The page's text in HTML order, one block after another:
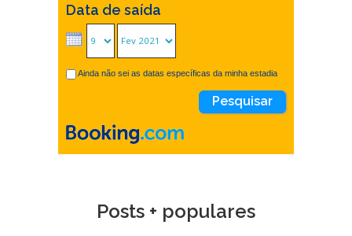
Data de saída
Ainda não sei as datas específicas da minha estadia
Posts + populares